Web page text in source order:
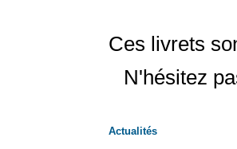
Ces livrets
N'hésitez
Actualités